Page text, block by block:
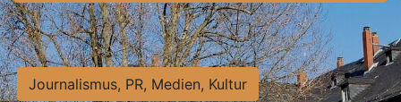
Journalismus, PR, Medien, Kultur